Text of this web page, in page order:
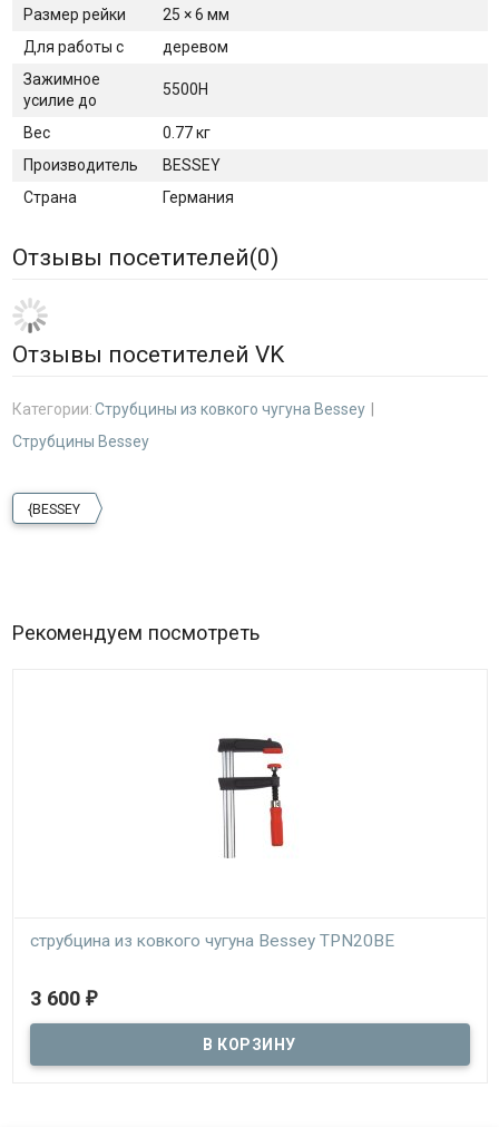
Размер рейки
25 × 6 мм
Для работы с
деревом
Зажимное
усилие до
5500H
Вес
0.77 кг
Производитель
BESSEY
Страна
Германия
Отзывы посетителей(0)
Отзывы посетителей VK
Категории:Струбцины из ковкого чугуна Bessey
Струбцины Bessey
{BESSEY
Рекомендуем посмотреть
струбцина из ковкого чугуна Bessey TPN20BE
мм
3 600 ₽